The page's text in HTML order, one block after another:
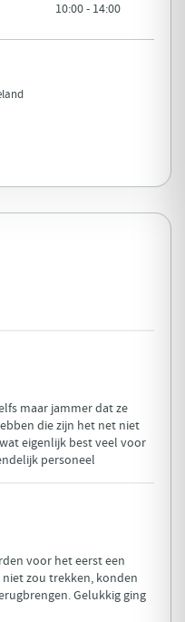
10:00 - 14:00
maar jammer dat ze
die zijn het net niet
eigenlijk best veel voor
personeel
voor het eerst een
zou trekken, konden
Gelukkig ging